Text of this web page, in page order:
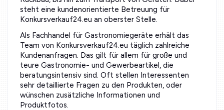
steht eine kundenorientierte Betreuung für
Konkursverkauf24.eu an oberster Stelle.
Als Fachhandel für Gastronomiegeräte erhält das
Team von Konkursverkauf24.eu täglich zahlreiche
Kundenanfragen. Das gilt für allem für große und
teure Gastronomie- und Gewerbeartikel, die
beratungsintensiv sind. Oft stellen Interessenten
sehr detaillierte Fragen zu den Produkten, oder
wünschen zusätzliche Informationen und
Produktfotos.